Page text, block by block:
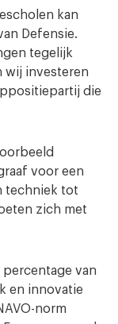
kan
Defensie.
tegelijk
wij investeren
die
voor een
techniek tot
zich met
percentage van
en innovatie
norm